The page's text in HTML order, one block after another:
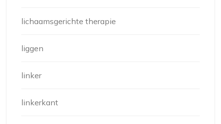
lichaamsgerichte therapie
liggen
linker
linkerkant